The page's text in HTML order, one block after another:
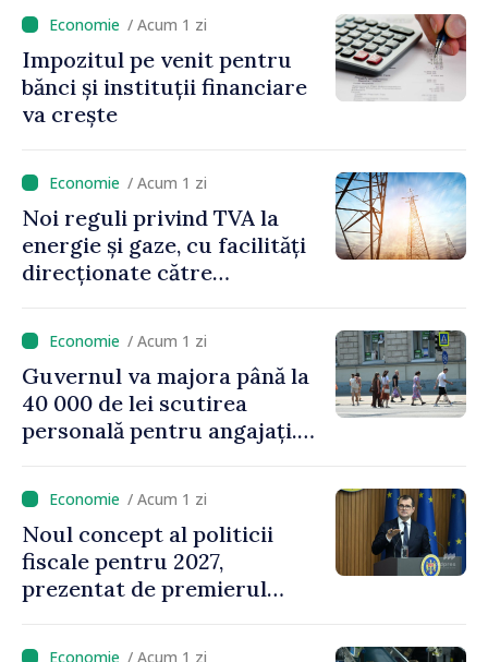
/ Acum 1 zi
Impozitul pe venit pentru
bănci și instituții financiare
va crește
/ Acum 1 zi
Noi reguli privind TVA la
energie și gaze, cu facilități
direcționate către
/ Acum 1 zi
Guvernul va majora până la
40 000 de lei scutirea
personală pentru angajați.
de milioane de lei îi lăsăm
oamenilor”/ Acum 1 zi
Noul concept al politicii
fiscale pentru 2027,
prezentat de premierul
puțin munca, stimulăm
/ Acum 1 zi